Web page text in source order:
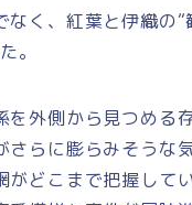
なく、紅葉と伊織の“
。
を外側から見つめる
さらに膨らみそうな
がどこまで把握して